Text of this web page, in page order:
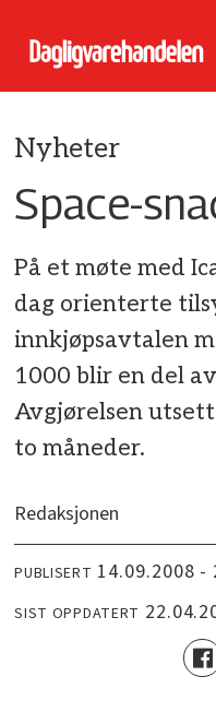
Nyheter
Space-
På et møte med
dag orienterte
innkjøpsavtalen
1000 blir en del
Avgjørelsen
to måneder.
Redaksjonen
PUBLISERT 14.09.2008
SIST OPPDATERT